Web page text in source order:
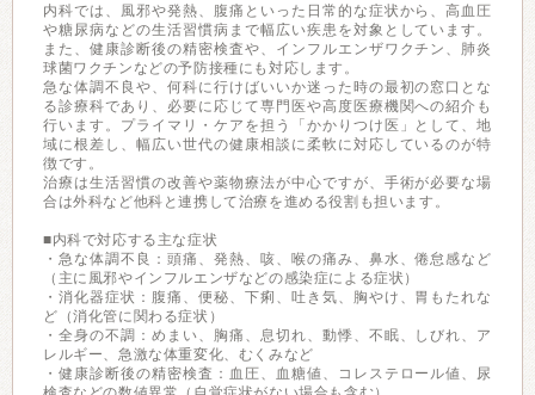
内科では、風邪や発熱、腹痛といった日常的な症状から、高血圧
や糖尿病などの生活習慣病まで幅広い疾患を対象としています。
また、健康診断後の精密検査や、インフルエンザワクチン、肺炎
球菌ワクチンなどの予防接種にも対応します。
急な体調不良や、何科に行けばいいか迷った時の最初の窓口とな
る診療科であり、必要に応じて専門医や高度医療機関への紹介も
行います。プライマリ・ケアを担う「かかりつけ医」として、地
域に根差し、幅広い世代の健康相談に柔軟に対応しているのが特
徴です。
治療は生活習慣の改善や薬物療法が中心ですが、手術が必要な場
合は外科など他科と連携して治療を進める役割も担います。
■内科で対応する主な症状
・急な体調不良：頭痛、発熱、咳、喉の痛み、鼻水、倦怠感など
（主に風邪やインフルエンザなどの感染症による症状）
・消化器症状：腹痛、便秘、下痢、吐き気、胸やけ、胃もたれな
ど（消化管に関わる症状）
・全身の不調：めまい、胸痛、息切れ、動悸、不眠、しびれ、ア
レルギー、急激な体重変化、むくみなど
・健康診断後の精密検査：血圧、血糖値、コレステロール値、尿